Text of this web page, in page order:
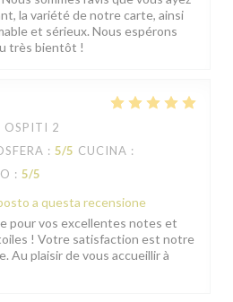
la variété de notre carte, ainsi
et sérieux. Nous espérons
très bientôt !
2
: 5/5 CUCINA :
: 5/5
a questa recensione
pour vos excellentes notes et
! Votre satisfaction est notre
Au plaisir de vous accueillir à